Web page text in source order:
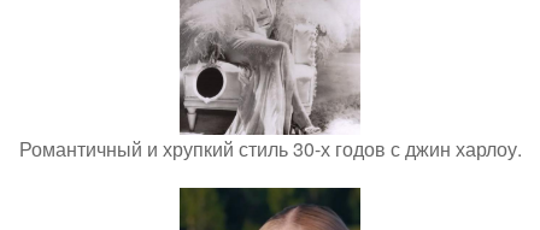
Романтичный и хрупкий стиль 30-х годов с джин харлоу.